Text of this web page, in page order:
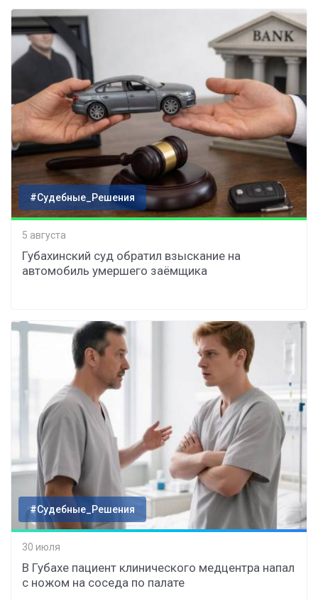
#Судебные_Решения
5 августа
Губахинский суд обратил взыскание на
автомобиль умершего заёмщика
#Судебные_Решения
30 июля
В Губахе пациент клинического медцентра напал
с ножом на соседа по палате